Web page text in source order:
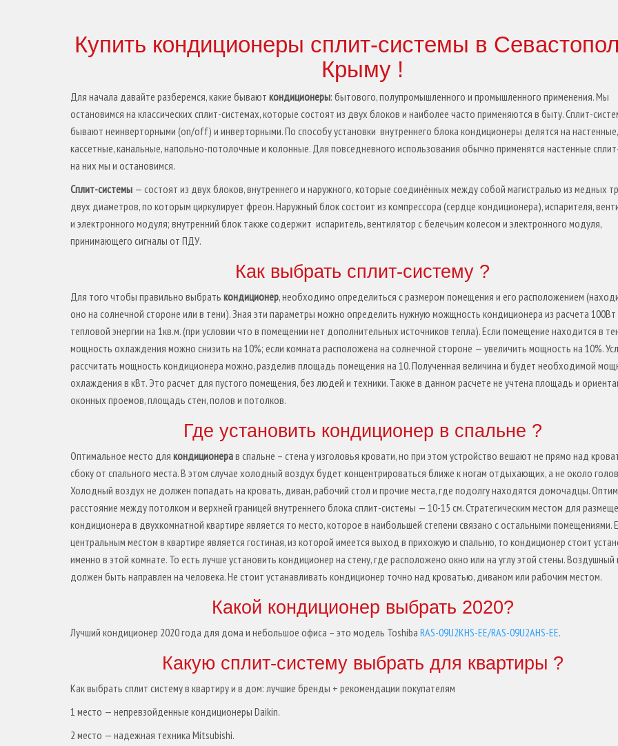
Купить кондиционеры сплит-системы в
Крыму !
Для начала давайте разберемся, какие бывают кондиционеры: бытового, полупромышленного и промышленного применения. Мы
остановимся на классических сплит-системах, которые состоят из двух блоков и наиболее часто применяются в быту. Сплит-
бывают неинверторными (on/off) и инверторными. По способу установки внутреннего блока кондиционеры делятся на настенные,
кассетные,канальные,напольно-потолочные и колонные. Для повседневного использования обычно применятся настенные
на них мы и остановимся.
Сплит-системы — состоят из двух блоков, внутреннего и наружного, которые соединённых между собой магистралью из медных
двух диаметров, по которым циркулирует фреон. Наружный блок состоит из компрессора (сердце кондиционера), испарителя,
и электронного модуля; внутренний блок также содержит испаритель, вентилятор с белечьим колесом и электронного модуля,
принимающего сигналы от ПДУ.
Как выбрать сплит-систему ?
Для того чтобы правильно выбрать кондиционер, необходимо определиться с размером помещения и его расположением
оно на солнечной стороне или в тени). Зная эти параметры можно определить нужную можщность кондиционера из расчета 100Вт
тепловой энергии на 1кв.м. (при условии что в помещении нет дополнительных источников тепла). Если помещение находится в
мощность охлаждения можно снизить на 10%; если комната расположена на солнечной стороне — увеличить мощность на 10%.
рассчитать мощность кондиционера можно, разделив площадь помещения на 10. Полученная величина и будет необходимой
охлаждения в кВт. Это расчет для пустого помещения, без людей и техники. Также в данном расчете не учтена площадь и
оконных проемов, площадь стен, полов и потолков.
Где установить кондиционер в спальне ?
Оптимальное место для кондиционерав спальне – стена у изголовья кровати, но при этом устройство вешают не прямо над
сбоку от спального места. В этом случае холодный воздух будет концентрироваться ближе к ногам отдыхающих, а не около
Холодный воздух не должен попадать на кровать, диван, рабочий стол и прочие места, где подолгу находятся домочадцы.
расстояние между потолком и верхней границей внутреннего блока сплит-системы — 10-15 см. Стратегическим местом для
кондиционера в двухкомнатной квартире является то место, которое в наибольшей степени связано с остальными помещениями.
центральным местом в квартире является гостиная, из которой имеется выход в прихожую и спальню, то кондиционер стоит
именно в этой комнате. То есть лучше установить кондиционер на стену, где расположено окно или на углу этой стены. Воздушный
должен быть направлен на человека. Не стоит устанавливать кондиционер точно над кроватью, диваном или рабочим местом.
Какой кондиционер выбрать 2020?
Лучший кондиционер 2020 года для дома и небольшое офиса – это модель Toshiba RAS-09U2KHS-EE/RAS-09U2AHS-EE.
Какую сплит-систему выбрать для квартиры ?
Как выбрать сплит систему в квартиру и в дом: лучшие бренды + рекомендации покупателям
1 место — непревзойденные кондиционеры Daikin.
2 место — надежная техника Mitsubishi.